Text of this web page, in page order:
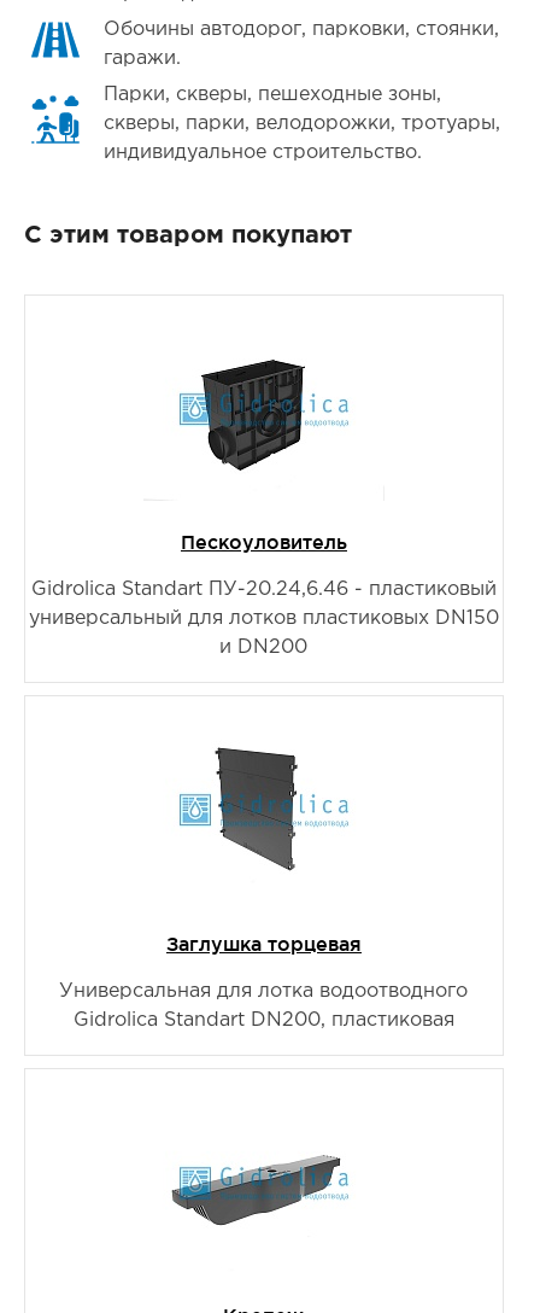
Обочины автодорог, парковки, стоянки,
гаражи.
Парки, скверы, пешеходные зоны,
скверы, парки, велодорожки, тротуары,
индивидуальное строительство.
С этим товаром покупают
Пескоуловитель
Gidrolica Standart ПУ-20.24,6.46 - пластиковый
универсальный для лотков пластиковых DN150
и DN200
Заглушка торцевая
Универсальная для лотка водоотводного
Gidrolica Standart DN200, пластиковая